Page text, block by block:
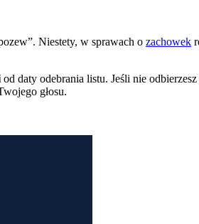
Niestety, w sprawach o zachowek
od daty odebrania listu. Jeśli nie
głosu.